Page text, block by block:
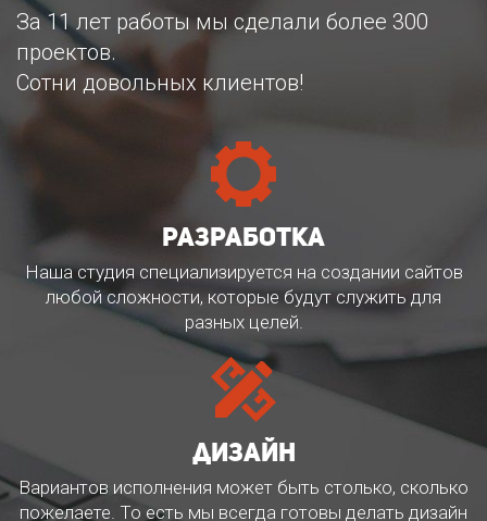
За 11 лет работы мы сделали более 300
проектов.
Сотни довольных клиентов!
разработка
Наша студия специализируется на создании сайтов
любой сложности, которые будут служить для
разных целей.
дизайн
Вариантов исполнения может быть столько, сколько
пожелаете. То есть мы всегда готовы делать дизайн